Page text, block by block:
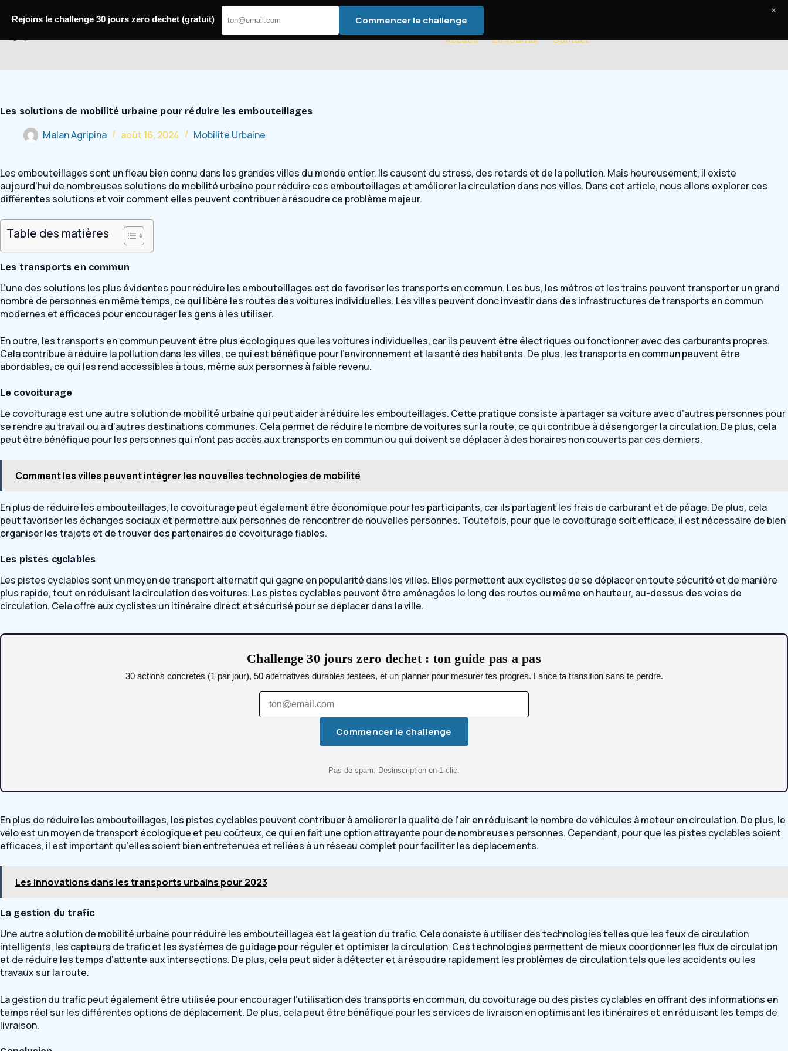
Accueil Le Journal Contact
Les solutions de mobilité urbaine pour réduire les embouteillages
Malan Agripina août 16, 2024 Mobilité Urbaine
Les embouteillages sont un fléau bien connu dans les grandes villes du monde entier. Ils causent du stress, des retards et de la pollution. Mais heureusement, il existe
aujourd’hui de nombreuses solutions de mobilité urbaine pour réduire ces embouteillages et améliorer la circulation dans nos villes. Dans cet article, nous allons explorer ces
différentes solutions et voir comment elles peuvent contribuer à résoudre ce problème majeur.
Table des matières
Les transports en commun
L’une des solutions les plus évidentes pour réduire les embouteillages est de favoriser les transports en commun. Les bus, les métros et les trains peuvent transporter un grand
nombre de personnes en même temps, ce qui libère les routes des voitures individuelles. Les villes peuvent donc investir dans des infrastructures de transports en commun
modernes et efficaces pour encourager les gens à les utiliser.
En outre, les transports en commun peuvent être plus écologiques que les voitures individuelles, car ils peuvent être électriques ou fonctionner avec des carburants propres.
Cela contribue à réduire la pollution dans les villes, ce qui est bénéfique pour l’environnement et la santé des habitants. De plus, les transports en commun peuvent être
abordables, ce qui les rend accessibles à tous, même aux personnes à faible revenu.
Le covoiturage
Le covoiturage est une autre solution de mobilité urbaine qui peut aider à réduire les embouteillages. Cette pratique consiste à partager sa voiture avec d’autres personnes pour
se rendre au travail ou à d’autres destinations communes. Cela permet de réduire le nombre de voitures sur la route, ce qui contribue à désengorger la circulation. De plus, cela
peut être bénéfique pour les personnes qui n’ont pas accès aux transports en commun ou qui doivent se déplacer à des horaires non couverts par ces derniers.
Comment les villes peuvent intégrer les nouvelles technologies de mobilité
En plus de réduire les embouteillages, le covoiturage peut également être économique pour les participants, car ils partagent les frais de carburant et de péage. De plus, cela
peut favoriser les échanges sociaux et permettre aux personnes de rencontrer de nouvelles personnes. Toutefois, pour que le covoiturage soit efficace, il est nécessaire de bien
organiser les trajets et de trouver des partenaires de covoiturage fiables.
Les pistes cyclables
Les pistes cyclables sont un moyen de transport alternatif qui gagne en popularité dans les villes. Elles permettent aux cyclistes de se déplacer en toute sécurité et de manière
plus rapide, tout en réduisant la circulation des voitures. Les pistes cyclables peuvent être aménagées le long des routes ou même en hauteur, au-dessus des voies de
circulation. Cela offre aux cyclistes un itinéraire direct et sécurisé pour se déplacer dans la ville.
Challenge 30 jours zero dechet : ton guide pas a pas
30 actions concretes (1 par jour), 50 alternatives durables testees, et un planner pour mesurer tes progres. Lance ta transition sans te perdre.
Commencer le challenge
Pas de spam. Desinscription en 1 clic.
En plus de réduire les embouteillages, les pistes cyclables peuvent contribuer à améliorer la qualité de l’air en réduisant le nombre de véhicules à moteur en circulation. De plus, le
vélo est un moyen de transport écologique et peu coûteux, ce qui en fait une option attrayante pour de nombreuses personnes. Cependant, pour que les pistes cyclables soient
efficaces, il est important qu’elles soient bien entretenues et reliées à un réseau complet pour faciliter les déplacements.
Les innovations dans les transports urbains pour 2023
La gestion du trafic
Une autre solution de mobilité urbaine pour réduire les embouteillages est la gestion du trafic. Cela consiste à utiliser des technologies telles que les feux de circulation
intelligents, les capteurs de trafic et les systèmes de guidage pour réguler et optimiser la circulation. Ces technologies permettent de mieux coordonner les flux de circulation
et de réduire les temps d’attente aux intersections. De plus, cela peut aider à détecter et à résoudre rapidement les problèmes de circulation tels que les accidents ou les
travaux sur la route.
La gestion du trafic peut également être utilisée pour encourager l’utilisation des transports en commun, du covoiturage ou des pistes cyclables en offrant des informations en
temps réel sur les différentes options de déplacement. De plus, cela peut être bénéfique pour les services de livraison en optimisant les itinéraires et en réduisant les temps de
livraison.
Rejoins le challenge 30 jours zero dechet (gratuit) Commencer le challenge
×